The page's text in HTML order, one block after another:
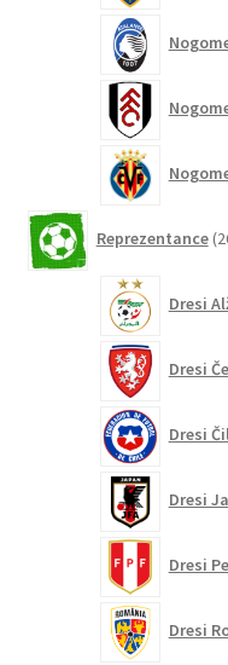
Reprezentance
Dresi
Dresi
Dresi
Dresi
Dresi
Dresi